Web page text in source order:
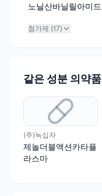
노닐산바닐릴아미드
첨가제 (17)
같은 성분 의약품
(주)녹십자
제놀더블액션카타플
라스마